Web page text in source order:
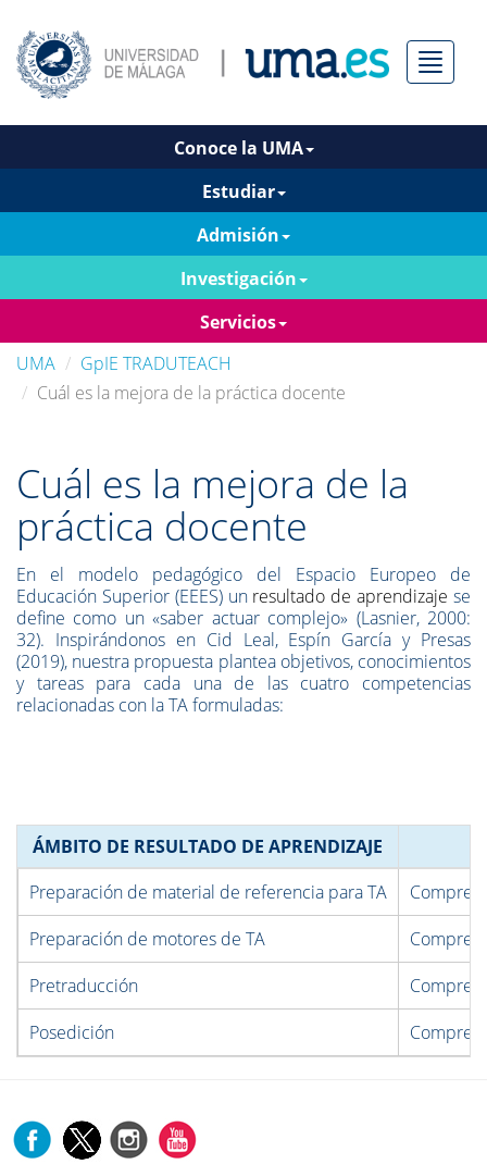
Menú
Conoce la UMA
Estudiar
Admisión
Investigación
Servicios
UMA
GpIE TRADUTEACH
Cuál es la mejora de la práctica docente
Cuál es la mejora de la
práctica docente
En el modelo pedagógico del Espacio Europeo de
Educación Superior (EEES) un resultado de aprendizaje se
define como un «saber actuar complejo» (Lasnier, 2000:
32). Inspirándonos en Cid Leal, Espín García y Presas
(2019), nuestra propuesta plantea objetivos, conocimientos
y tareas para cada una de las cuatro competencias
relacionadas con la TA formuladas:
ÁMBITO DE RESULTADO DE APRENDIZAJE
Preparación de material de referencia para TA
Preparación de motores de TA
Pretraducción
Posedición